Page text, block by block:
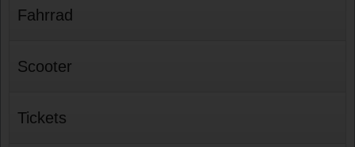
Fahrrad
Scooter
Tickets